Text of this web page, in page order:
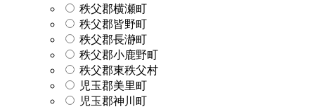
秩父郡横瀬町
秩父郡皆野町
秩父郡長瀞町
秩父郡小鹿野町
秩父郡東秩父村
児玉郡美里町
児玉郡神川町